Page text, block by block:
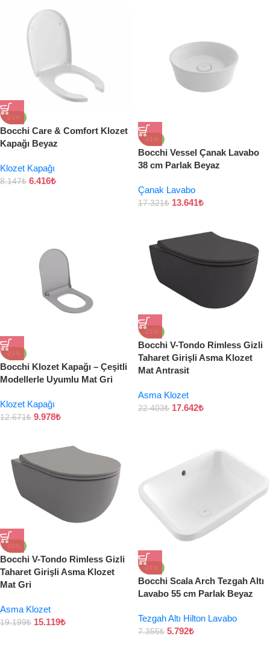
-21%
Bocchi Care & Comfort Klozet
Kapağı Beyaz
Klozet Kapağı
8.147₺ 6.416₺
-21%
Bocchi Vessel Çanak Lavabo
38 cm Parlak Beyaz
Çanak Lavabo
17.321₺ 13.641₺
-21%
Bocchi Klozet Kapağı – Çeşitli
Modellerle Uyumlu Mat Gri
Klozet Kapağı
12.671₺ 9.978₺
-21%
Bocchi V-Tondo Rimless Gizli
Taharet Girişli Asma Klozet
Mat Antrasit
Asma Klozet
22.403₺ 17.642₺
-21%
Bocchi V-Tondo Rimless Gizli
Taharet Girişli Asma Klozet
Mat Gri
Asma Klozet
19.199₺ 15.119₺
-21%
Bocchi Scala Arch Tezgah Altı
Lavabo 55 cm Parlak Beyaz
Tezgah Altı Hilton Lavabo
7.355₺ 5.792₺